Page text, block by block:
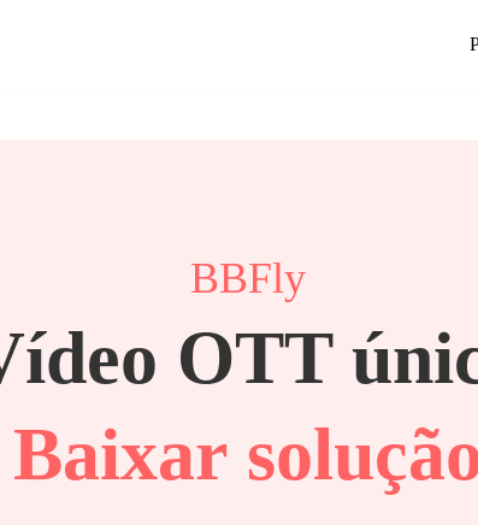
BBFly
OTT
Baixar